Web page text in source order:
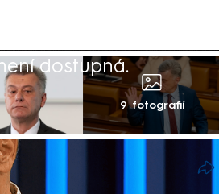
dostupná.
9 fotografií